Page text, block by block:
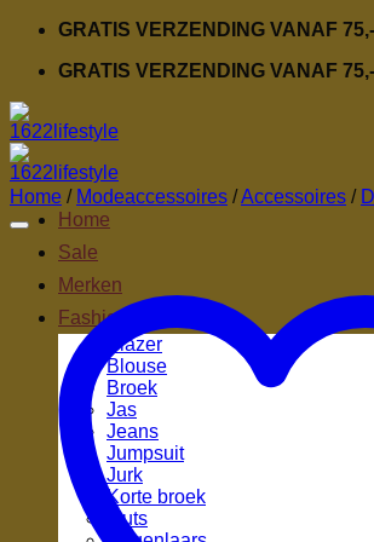
inhoud
GRATIS VERZENDING VANAF 75,-
GRATIS VERZENDING VANAF 75,-
Home
Sale
Merken
Fashion
Blazer
Blouse
Broek
Jas
Jeans
Jumpsuit
Jurk
Korte broek
Muts
Home / Modeaccessoires /Accessoires /